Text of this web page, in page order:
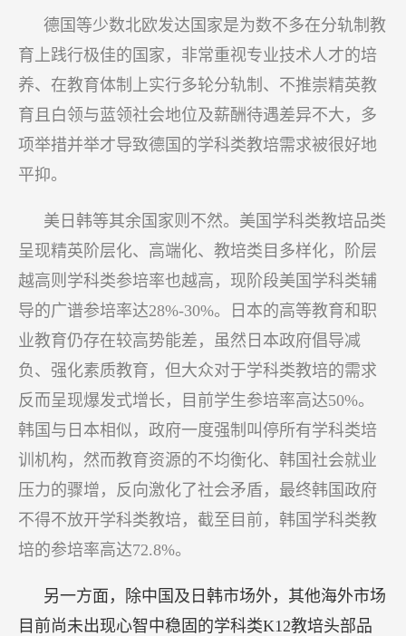
德国等少数北欧发达国家是为数不多在分轨制教
育上践行极佳的国家，非常重视专业技术人才的培
养、在教育体制上实行多轮分轨制、不推崇精英教
育且白领与蓝领社会地位及薪酬待遇差异不大，多
项举措并举才导致德国的学科类教培需求被很好地
平抑。
美日韩等其余国家则不然。美国学科类教培品类
呈现精英阶层化、高端化、教培类目多样化，阶层
越高则学科类参培率也越高，现阶段美国学科类辅
导的广谱参培率达28%-30%。日本的高等教育和职
业教育仍存在较高势能差，虽然日本政府倡导减
负、强化素质教育，但大众对于学科类教培的需求
反而呈现爆发式增长，目前学生参培率高达50%。
韩国与日本相似，政府一度强制叫停所有学科类培
训机构，然而教育资源的不均衡化、韩国社会就业
压力的骤增，反向激化了社会矛盾，最终韩国政府
不得不放开学科类教培，截至目前，韩国学科类教
培的参培率高达72.8%。
另一方面，除中国及日韩市场外，其他海外市场
目前尚未出现心智中稳固的学科类K12教培头部品